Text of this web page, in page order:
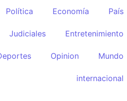
Política Economía País
Judiciales Entretenimiento
Opinion Mundo
internacional